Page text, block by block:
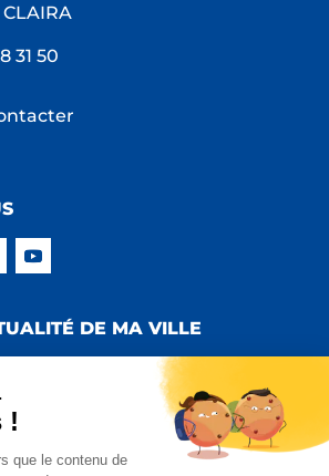
31 50
DE MA VILLE
Mairie de Claira | Réalisation
!
que le contenu de